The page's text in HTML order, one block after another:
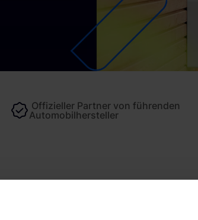
Offizieller Partner von führenden
Automobilhersteller